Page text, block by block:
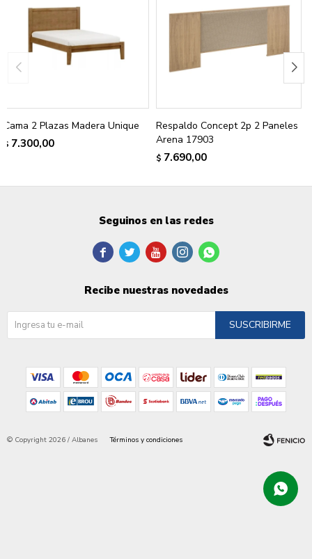
Cama 2 Plazas Madera Unique
$ 7.300,00
Respaldo Concept 2p 2 Paneles
Arena 17903
$ 7.690,00
Seguinos en las redes
    
Recibe nuestras novedades
SUSCRIBIRME
© Copyright 2026 / Albanes Términos y condiciones